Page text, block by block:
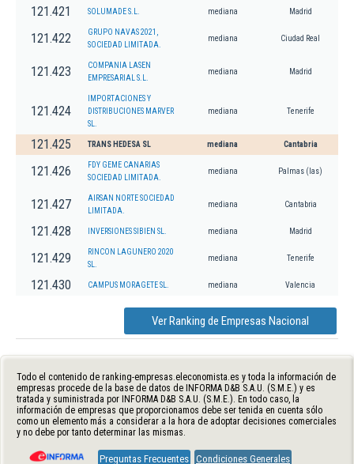
121.421 SOLUMADE S.L. mediana Madrid
121.422
GRUPO NAVAS 2021,
SOCIEDAD LIMITADA.
mediana Ciudad Real
121.423
COMPANIA LASEN
EMPRESARIAL S.L.
mediana Madrid
121.424
IMPORTACIONES Y
DISTRIBUCIONES MARVER
SL.
mediana Tenerife
121.425 TRANS HEDESA SL mediana Cantabria
121.426
FDY GEME CANARIAS
SOCIEDAD LIMITADA.
mediana Palmas (las)
121.427
AIRSAN NORTE SOCIEDAD
LIMITADA.
mediana Cantabria
121.428 INVERSIONES SIBIEN SL. mediana Madrid
121.429
RINCON LAGUNERO 2020
SL.
mediana Tenerife
121.430 CAMPUS MORAGETE SL. mediana Valencia
Ver Ranking de Empresas Nacional
Todo el contenido de ranking-empresas.eleconomista.es y toda la información de
empresas procede de la base de datos de INFORMA D&B S.A.U. (S.M.E.) y es
tratada y suministrada por INFORMA D&B S.A.U. (S.M.E.). En todo caso, la
información de empresas que proporcionamos debe ser tenida en cuenta sólo
como un elemento más a considerar a la hora de adoptar decisiones comerciales
y no debe por tanto determinar las mismas.
Preguntas Frecuentes Condiciones Generales